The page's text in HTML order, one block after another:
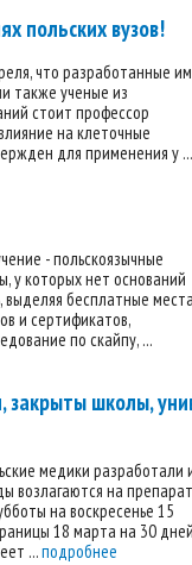
польских вузов!
что разработанные
также ученые из
стоит профессор
на клеточные
для применения у ...
- польскоязычные
у которых нет оснований
бесплатные места
и сертификатов,
по скайпу, ...
закрыты школы,
медики разработали
возлагаются на препарат
на воскресенье 15
18 марта на 30
...подробнее